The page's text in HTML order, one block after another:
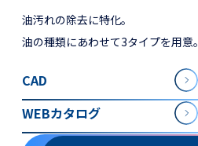
油汚れの除去に特化。
油の種類にあわせて3タイプを用意。
CAD
WEBカタログ